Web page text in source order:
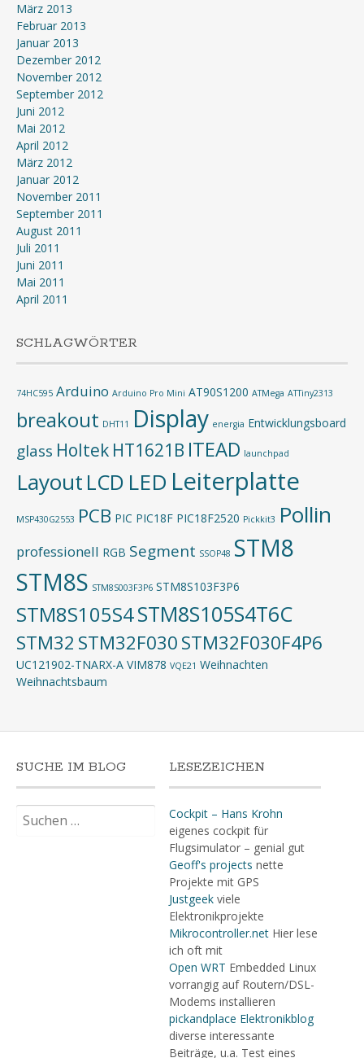
März 2013
Februar 2013
Januar 2013
Dezember 2012
November 2012
September 2012
Juni 2012
Mai 2012
April 2012
März 2012
Januar 2012
November 2011
September 2011
August 2011
Juli 2011
Juni 2011
Mai 2011
April 2011
SCHLAGWÖRTER
74HC595 Arduino Arduino Pro Mini AT90S1200 ATMega ATTiny2313
breakout DHT11 Display energia Entwicklungsboard
glass Holtek HT1621B ITEAD launchpad
Layout LCD LED Leiterplatte
MSP430G2553 PCB PIC PIC18F PIC18F2520 Pickkit3 Pollin
professionell RGB Segment SSOP48 STM8
STM8S STM8S003F3P6 STM8S103F3P6
STM8S105S4STM8S105S4T6C
STM32 STM32F030STM32F030F4P6
UC121902-TNARX-A VIM878 VQE21 Weihnachten
Weihnachtsbaum
SUCHE IM BLOG
nach:
LESEZEICHEN
Cockpit – Hans Krohn
eigenes cockpit für
Flugsimulator – genial gut
Geoff's projects nette
Projekte mit GPS
Justgeekviele
Elektronikprojekte
Mikrocontroller.netHier lese
ich oft mit
Open WRT Embedded Linux
vorrangig auf Routern/DSL-
Modems installieren
pickandplace Elektronikblog
diverse interessante
Beiträge, u.a. Test eines